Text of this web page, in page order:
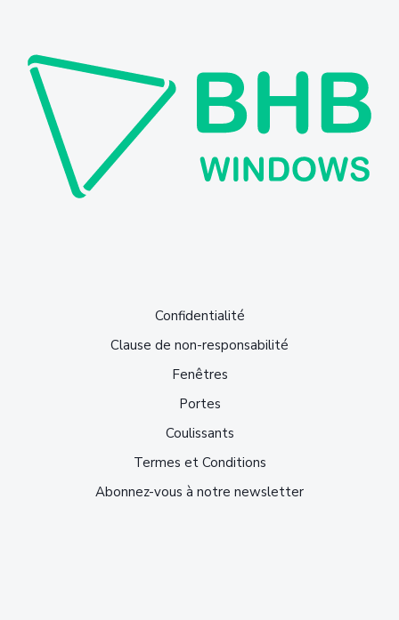
Confidentialité
Clause de non-responsabilité
Fenêtres
Portes
Coulissants
Termes et Conditions
Abonnez-vous à notre newsletter